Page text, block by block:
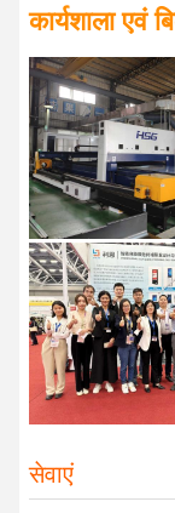
कार्यशाला एवं
सेवाएं